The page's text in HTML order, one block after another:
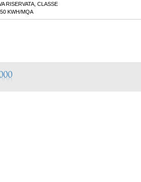
RISERVATA, CLASSE
KWH/MQA